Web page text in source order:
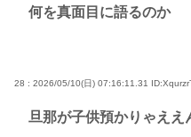
何を真面目に語るのか
28 : 2026/05/10(日) 07:16:11.31
旦那が子供預かりゃええ